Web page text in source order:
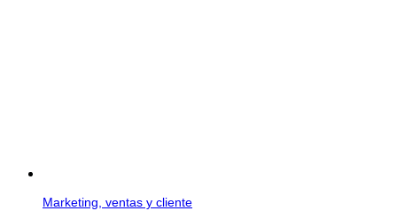
Marketing, ventas y cliente